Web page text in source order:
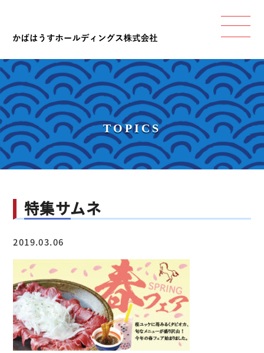
TOPICS
特集サムネ
2019.03.06